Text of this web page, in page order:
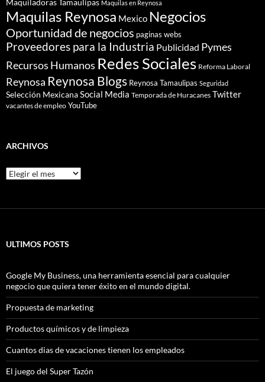
Maquilas en Reynosa
Maquilas Reynosa Mexico Negocios
Oportunidad de negocios paginas webs
Proveedores para la Industria Publicidad Pymes
Recursos Humanos Redes Sociales Reforma Laboral
Reynosa Reynosa Blogs Reynosa Tamaulipas Seguridad
Selección MexicanaSocial Media Temporada de Huracanes Twitter
vacantes de empleo YouTube
ARCHIVOS
Archivos
ULTIMOS POSTS
Google My Business, una herramienta esencial para cualquier
negocio que quiera tener éxito en el mundo digital.
Propuesta de marketing
Productos químicos y de limpieza
Cuantos dias de vacaciones tienen los empleados
El juego del Super Tazón